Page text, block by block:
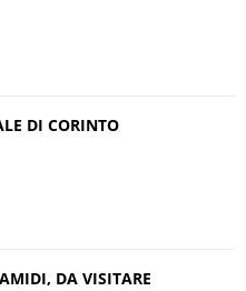
DI CORINTO
DA VISITARE